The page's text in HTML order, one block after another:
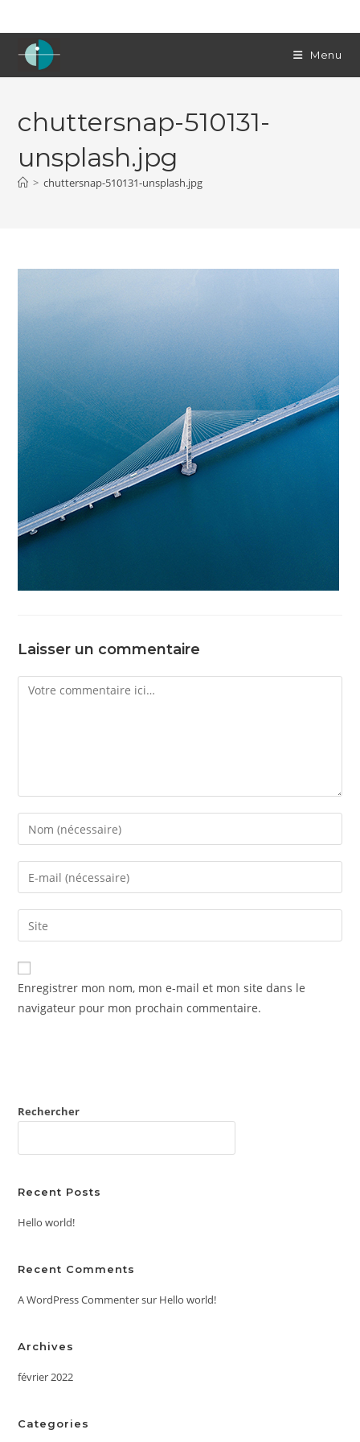
to
content
Menu
chuttersnap-510131-
unsplash.jpg
> chuttersnap-510131-unsplash.jpg
Laisser un commentaire
Comment
Enter
your
name
comment
Enter
your
email
address
comment
Saisir
l’URL
de
votre
(facultatif)
Enregistrer mon nom, mon e-mail et mon site dans le
navigateur pour mon prochain commentaire.
Rechercher
Recent Posts
Hello world!
Recent Comments
A WordPress Commentersur Hello world!
Archives
février 2022
Categories